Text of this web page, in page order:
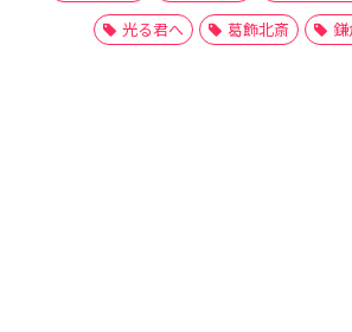
光る君へ
葛飾北斎 鎌